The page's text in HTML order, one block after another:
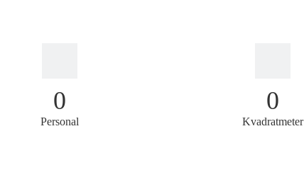
0
Personal
0
Kvadratmeter